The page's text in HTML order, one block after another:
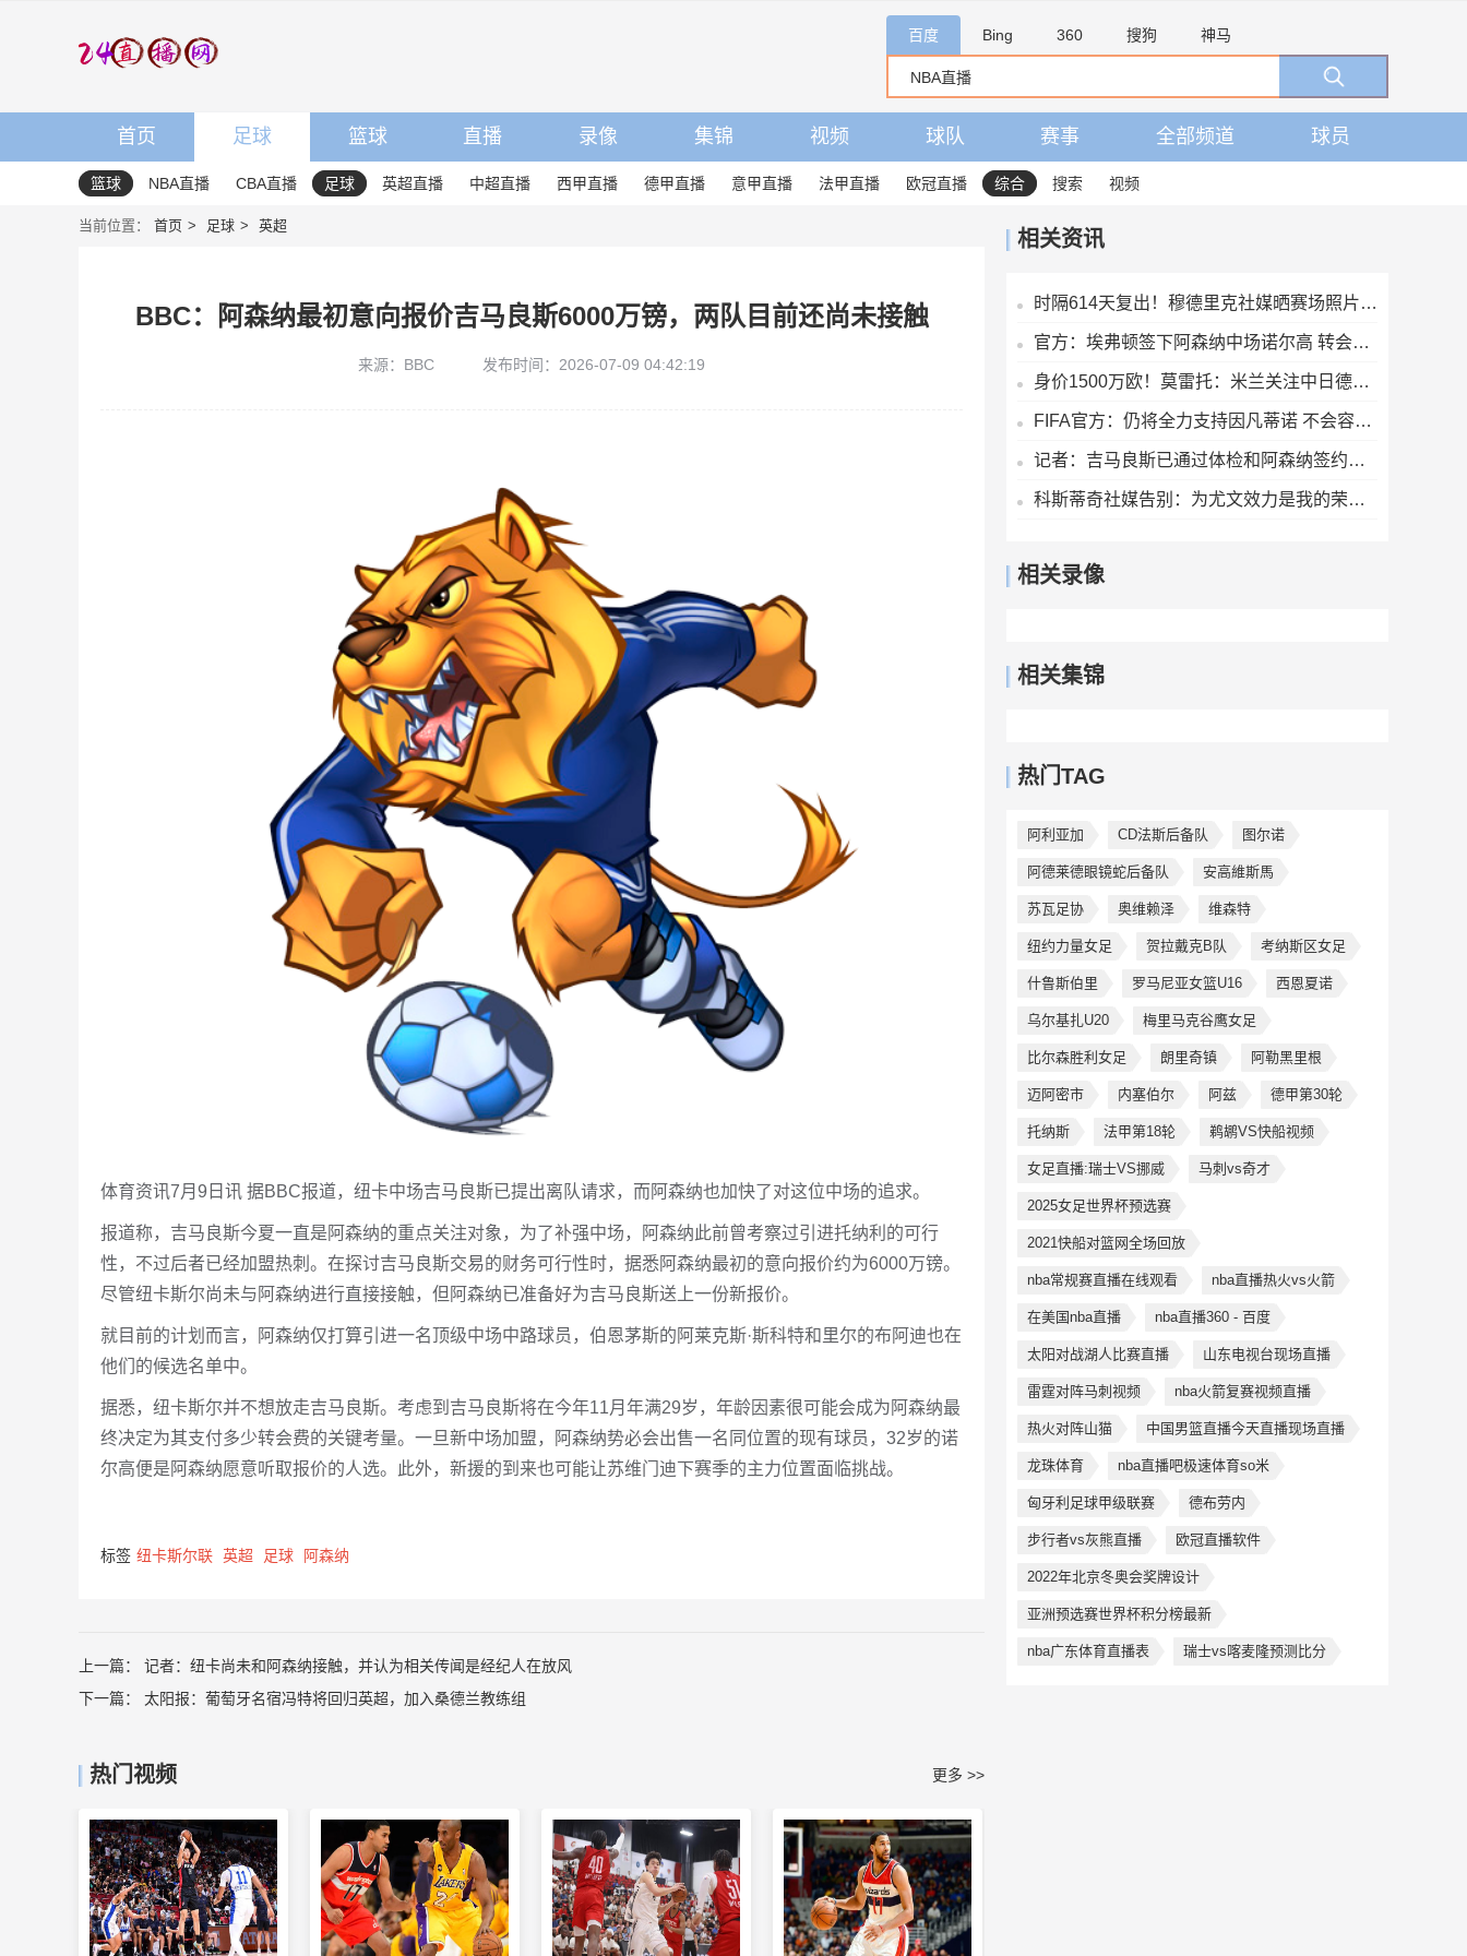
百度 Bing 360 搜狗 神马
首页 足球 篮球 直播 录像 集锦 视频 球队 赛事 全部频道 球员
篮球 NBA直播 CBA直播 足球 英超直播 中超直播 西甲直播 德甲直播 意甲直播 法甲直播 欧冠直播 综合 搜索 视频
当前位置： 首页 足球 英超
BBC：阿森纳最初意向报价吉马良斯6000万镑，两队目前还尚未接触
来源：BBC 发布时间：2026-07-09 04:42:19
体育资讯7月9日讯 据BBC报道，纽卡中场吉马良斯已提出离队请求，而阿森纳也加快了对这位中场的追求。
报道称，吉马良斯今夏一直是阿森纳的重点关注对象，为了补强中场，阿森纳此前曾考察过引进托纳利的可行
性，不过后者已经加盟热刺。在探讨吉马良斯交易的财务可行性时，据悉阿森纳最初的意向报价约为6000万镑。
尽管纽卡斯尔尚未与阿森纳进行直接接触，但阿森纳已准备好为吉马良斯送上一份新报价。
就目前的计划而言，阿森纳仅打算引进一名顶级中场中路球员，伯恩茅斯的阿莱克斯·斯科特和里尔的布阿迪也在
他们的候选名单中。
据悉，纽卡斯尔并不想放走吉马良斯。考虑到吉马良斯将在今年11月年满29岁，年龄因素很可能会成为阿森纳最
终决定为其支付多少转会费的关键考量。一旦新中场加盟，阿森纳势必会出售一名同位置的现有球员，32岁的诺
尔高便是阿森纳愿意听取报价的人选。此外，新援的到来也可能让苏维门迪下赛季的主力位置面临挑战。
标签 纽卡斯尔联 英超 足球 阿森纳
上一篇： 记者：纽卡尚未和阿森纳接触，并认为相关传闻是经纪人在放风
下一篇： 太阳报：葡萄牙名宿冯特将回归英超，加入桑德兰教练组
热门视频 更多 >>
相关资讯
时隔614天复出！穆德里克社媒晒赛场照片：好久不见
官方：埃弗顿签下阿森纳中场诺尔高 转会费700万镑签约2年
身价1500万欧！莫雷托：米兰关注中日德兰的智利前锋奥索里奥
FIFA官方：仍将全力支持因凡蒂诺 不会容忍外界对FIFA诚信的攻击
记者：吉马良斯已通过体检和阿森纳签约，7500万镑分期3年支付
科斯蒂奇社媒告别：为尤文效力是我的荣幸，感谢大家的支持
相关录像
相关集锦
热门TAG
阿利亚加 CD法斯后备队 图尔诺
阿德莱德眼镜蛇后备队 安高維斯馬
苏瓦足协 奥维赖泽 维森特
纽约力量女足 贺拉戴克B队 考纳斯区女足
什鲁斯伯里 罗马尼亚女篮U16 西恩夏诺
乌尔基扎U20 梅里马克谷鹰女足
比尔森胜利女足 朗里奇镇 阿勒黑里根
迈阿密市 内塞伯尔 阿兹 德甲第30轮
托纳斯 法甲第18轮 鹈鹕VS快船视频
女足直播:瑞士VS挪威 马刺vs奇才
2025女足世界杯预选赛
2021快船对篮网全场回放
nba常规赛直播在线观看 nba直播热火vs火箭
在美国nba直播 nba直播360 - 百度
太阳对战湖人比赛直播 山东电视台现场直播
雷霆对阵马刺视频 nba火箭复赛视频直播
热火对阵山猫 中国男篮直播今天直播现场直播
龙珠体育 nba直播吧极速体育so米
匈牙利足球甲级联赛 德布劳内
步行者vs灰熊直播 欧冠直播软件
2022年北京冬奥会奖牌设计
亚洲预选赛世界杯积分榜最新
nba广东体育直播表 瑞士vs喀麦隆预测比分